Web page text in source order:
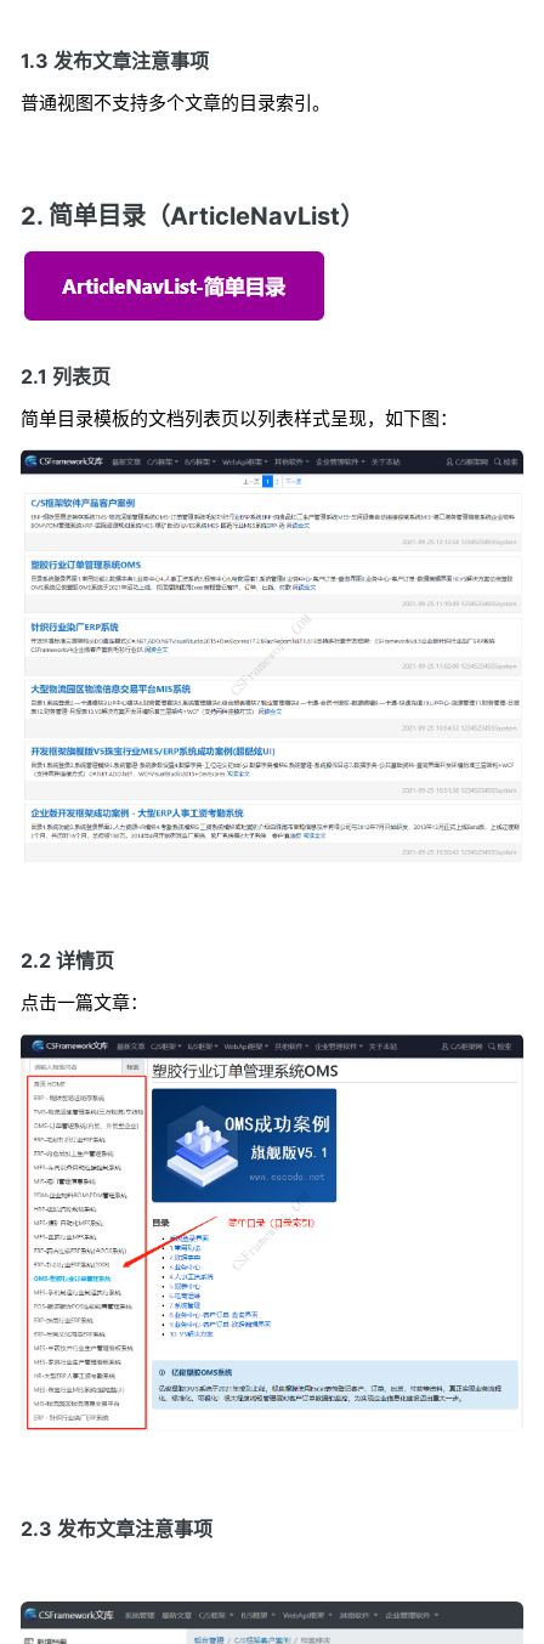
1.3 发布文章注意事项
普通视图不支持多个文章的目录索引。
2. 简单目录（ArticleNavList）
2.1 列表页
简单目录模板的文档列表页以列表样式呈现，如下图：
2.2 详情页
点击一篇文章：
2.3 发布文章注意事项